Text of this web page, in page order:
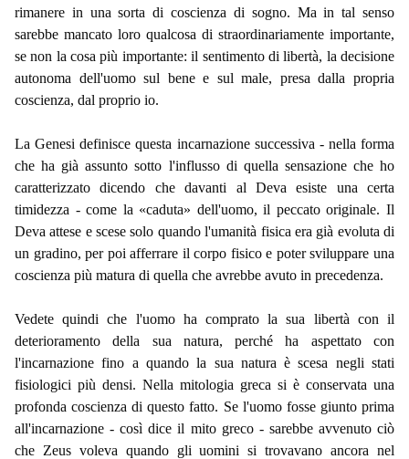
rimanere in una sorta di coscienza di sogno. Ma in tal senso
sarebbe mancato loro qualcosa di straordinariamente importante,
se non la cosa più importante: il sentimento di libertà, la decisione
autonoma dell'uomo sul bene e sul male, presa dalla propria
coscienza, dal proprio io.
La Genesi definisce questa incarnazione successiva - nella forma
che ha già assunto sotto l'influsso di quella sensazione che ho
caratterizzato dicendo che davanti al Deva esiste una certa
timidezza - come la «caduta» dell'uomo, il peccato originale. Il
Deva attese e scese solo quando l'umanità fisica era già evoluta di
un gradino, per poi afferrare il corpo fisico e poter sviluppare una
coscienza più matura di quella che avrebbe avuto in precedenza.
Vedete quindi che l'uomo ha comprato la sua libertà con il
deterioramento della sua natura, perché ha aspettato con
l'incarnazione fino a quando la sua natura è scesa negli stati
fisiologici più densi. Nella mitologia greca si è conservata una
profonda coscienza di questo fatto. Se l'uomo fosse giunto prima
all'incarnazione - così dice il mito greco - sarebbe avvenuto ciò
che Zeus voleva quando gli uomini si trovavano ancora nel